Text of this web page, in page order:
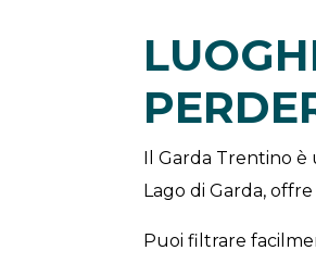
Il Garda Trentino
Lago di Garda,
Puoi filtrare